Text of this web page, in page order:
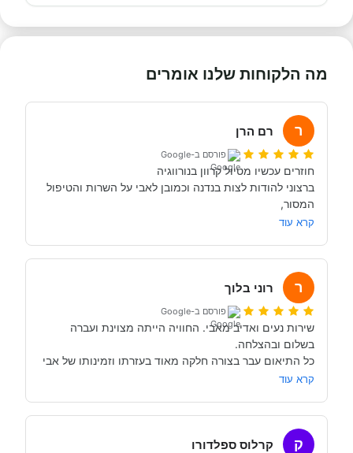
מה הלקוחות שלנו אומרים
ר רם הרן
פורסם ב-Google
קרא עוד
ר רוני בלוך
פורסם ב-Google
בנדנה.
קרא עוד
ק קרלוס ספלדורו